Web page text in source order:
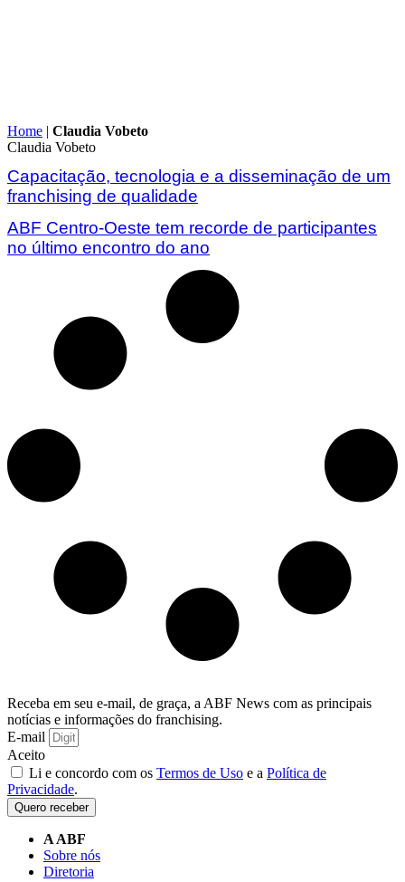
Home | Claudia Vobeto
Claudia Vobeto
Capacitação, tecnologia e a disseminação de um
franchising de qualidade
ABF Centro-Oeste tem recorde de participantes
no último encontro do ano
Receba em seu e-mail, de graça, a ABF News com as principais
notícias e informações do franchising.
E-mail
Aceito
Li e concordo com os Termos de Uso e a Política de
Privacidade.
Quero receber
A ABF
Sobre nós
Diretoria